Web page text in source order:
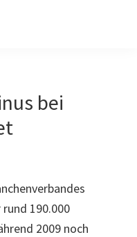
bei
190.000
2009 noch